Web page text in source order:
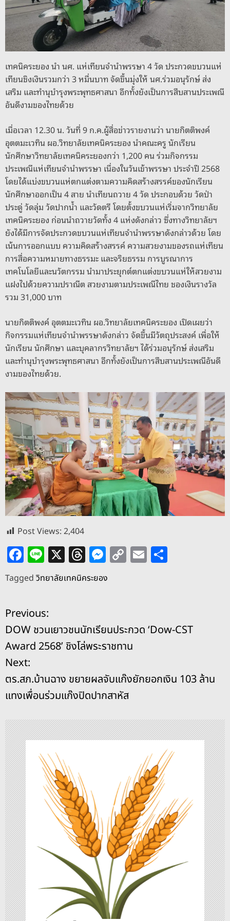
o
k
erk
เทคนิคระยอง นำ นศ. แห่เทียนจำนำพรรษา 4 วัด ประกวดขบวนแห่
เทียนชิงเงินรวมกว่า 3 หมื่นบาท จัดขึ้นมุ่งให้ นศ.ร่วมอนุรักษ์ ส่ง
เสริม และทำนุบำรุงพระพุทธศาสนา อีกทั้งยังเป็นการสืบสานประเพณี
อันดีงามของไทยด้วย
เมื่อเวลา 12.30 น. วันที่ 9 ก.ค.ผู้สื่อข่าวรายงานว่า นายกิตติพงค์
อุตตมะเวทิน ผอ.วิทยาลัยเทคนิคระยอง นำคณะครู นักเรียน
นักศึกษาวิทยาลัยเทคนิคระยองกว่า 1,200 คน ร่วมกิจกรรม
ประเพณีแห่เทียนจำนำพรรษา เนื่องในวันเข้าพรรษา ประจำปี 2568
โดยได้แบ่งขบวนแห่ตกแต่งตามความคิดสร้างสรรค์ของนักเรียน
นักศึกษาออกเป็น 4 สาย นำเทียนถวาย 4 วัด ประกอบด้วย วัดป่า
ประดู่ วัดลุ่ม วัดปากน้ำ และวัดตรี โดยตั้งขบวนแห่เริ่มจากวิทยาลัย
เทคนิคระยอง ก่อนนำถวายวัดทั้ง 4 แห่งดังกล่าว ซึ่งทางวิทยาลัยฯ
ยังได้มีการจัดประกวดขบวนแห่เทียนจำนำพรรษาดังกล่าวด้วย โดย
เน้นการออกแบบ ความคิดสร้างสรรค์ ความสวยงามของรถแห่เทียน
การสื่อความหมายทางธรรมะ และจริยธรรม การบูรณาการ
เทคโนโลยีและนวัตกรรม นำมาประยุกต์ตกแต่งขบวนแห่ให้สวยงาม
แฝงไปด้วยความปราณีต สวยงามตามประเพณีไทย ชองเงินรางวัล
รวม 31,000 บาท
นายกิตติพงค์ อุตตมะเวทิน ผอ.วิทยาลัยเทคนิคระยอง เปิดเผยว่า
กิจกรรมแห่เทียนจำนำพรรษาดังกล่าว จัดขึ้นมีวัตถุประสงค์ เพื่อให้
นักเรียน นักศึกษา และบุคลากรวิทยาลัยฯ ได้ร่วมอนุรักษ์ ส่งเสริม
และทำนุบำรุงพระพุทธศาสนา อีกทั้งยังเป็นการสืบสานประเพณีอันดี
งามของไทยด้วย.
Post Views:2,404
F
a
c
e
b
o
o
k
Li
n
e
X T
h
re
d
s
M
e
ss
g
er
C
o
Li
n
k
E
m
Taggedวิทยาลัยเทคนิคระยอง
แ
น
ะ
แ
น
ว
เ
รื่
อ
ง
Previous:
DOW ชวนเยาวชนนักเรียนประกวด ‘Dow-CST
Award 2568’ ชิงโล่พระราชทาน
Next:
ตร.สภ.บ้านฉาง ขยายผลจับแก๊งยักยอกเงิน 103 ล้าน
แทงเพื่อนร่วมแก๊งปิดปากสาหัส